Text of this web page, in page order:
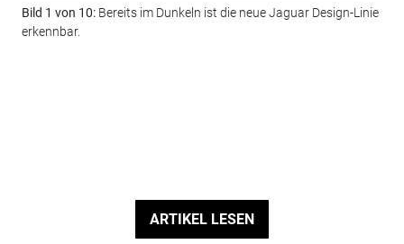
Bild 1 von 10: Bereits im Dunkeln ist die neue Jaguar Design-Linie
erkennbar.
ARTIKEL LESEN